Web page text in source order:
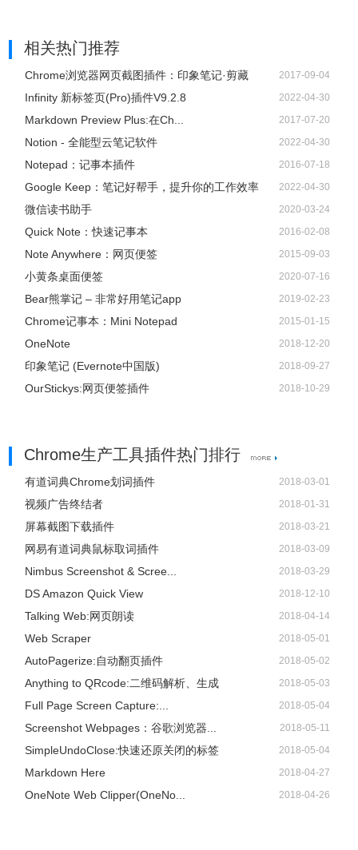
相关热门推荐
Chrome浏览器网页截图插件：印象笔记·剪藏 2017-09-04
Infinity 新标签页(Pro)插件V9.2.8 2022-04-30
Markdown Preview Plus:在Ch... 2017-07-20
Notion - 全能型云笔记软件 2022-04-30
Notepad：记事本插件 2016-07-18
Google Keep：笔记好帮手，提升你的工作效率 2022-04-30
微信读书助手 2020-03-24
Quick Note：快速记事本 2016-02-08
Note Anywhere：网页便签 2015-09-03
小黄条桌面便签 2020-07-16
Bear熊掌记 – 非常好用笔记app 2019-02-23
Chrome记事本：Mini Notepad 2015-01-15
OneNote 2018-12-20
印象笔记 (Evernote中国版) 2018-09-27
OurStickys:网页便签插件 2018-10-29
Chrome生产工具插件热门排行
有道词典Chrome划词插件 2018-03-01
视频广告终结者 2018-01-31
屏幕截图下载插件 2018-03-21
网易有道词典鼠标取词插件 2018-03-09
Nimbus Screenshot & Scree... 2018-03-29
DS Amazon Quick View 2018-12-10
Talking Web:网页朗读 2018-04-14
Web Scraper 2018-05-01
AutoPagerize:自动翻页插件 2018-05-02
Anything to QRcode:二维码解析、生成 2018-05-03
Full Page Screen Capture:... 2018-05-04
Screenshot Webpages：谷歌浏览器... 2018-05-11
SimpleUndoClose:快速还原关闭的标签 2018-05-04
Markdown Here 2018-04-27
OneNote Web Clipper(OneNo... 2018-04-26